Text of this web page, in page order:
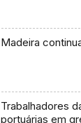
Madeira
Trabalhadores
portuárias em